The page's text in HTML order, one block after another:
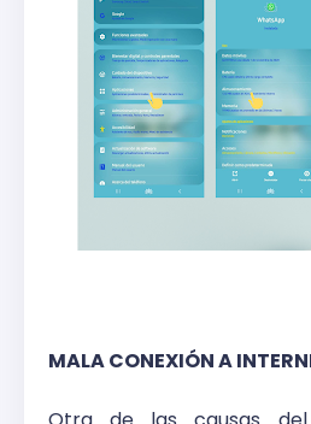
MALA CONEXIÓN A